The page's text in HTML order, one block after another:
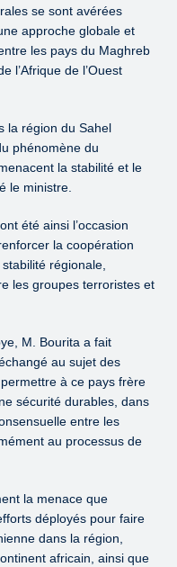
se sont avérées
approche globale et
les pays du Maghreb
l’Afrique de l’Ouest
la région du Sahel
phénomène du
la stabilité et le
le ministre.
été ainsi l’occasion
la coopération
régionale,
les groupes terroristes et
M. Bourita a fait
au sujet des
à ce pays frère
sécurité durables, dans
entre les
au processus de
la menace que
déployés pour faire
dans la région,
africain, ainsi que